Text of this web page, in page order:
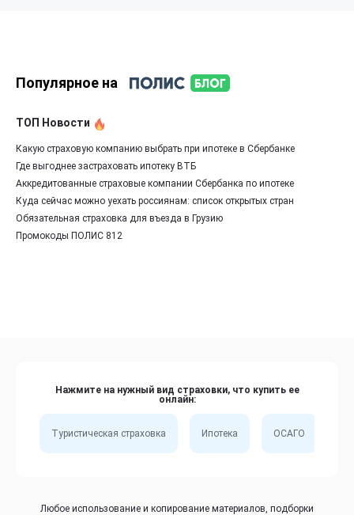
Популярное на
ТОП Новости
Какую страховую компанию выбрать при ипотеке в Сбербанке
Где выгоднее застраховать ипотеку ВТБ
Аккредитованные страховые компании Сбербанка по ипотеке
Куда сейчас можно уехать россиянам: список открытых стран
Обязательная страховка для въезда в Грузию
Промокоды ПОЛИС 812
Нажмите на нужный вид страховки, что купить ее
онлайн:
Туристическая страховка Ипотека ОСАГО
Любое использование и копирование материалов, подборки